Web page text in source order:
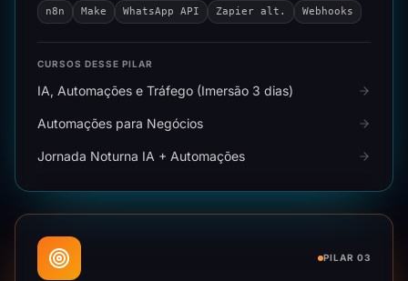
n8n Make WhatsApp API Zapier alt. Webhooks
CURSOS DESSE PILAR
IA, Automações e Tráfego (Imersão 3 dias)
Automações para Negócios
Jornada Noturna IA + Automações
PILAR 03